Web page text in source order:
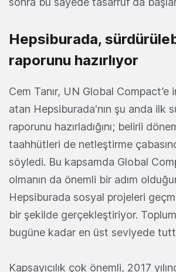
Hepsiburada,
raporunu hazırlıyor
Cem Tanır, UN Global Compact’e
atan Hepsiburada'nın şu anda ilk
raporunu hazırladığını; belirli
taahhütleri de netleştirme
söyledi. Bu kapsamda Global
olmanın da önemli bir adım
Hepsiburada sosyal projeleri
bir şekilde gerçekleştiriyor.
bugüne kadar en üst seviyede
Kapsayıcılık çok önemli, 2017